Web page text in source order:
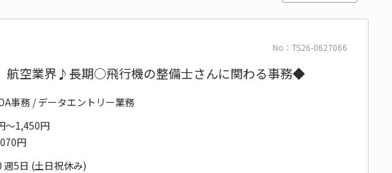
No：TS26-0627066
】航空業界♪長期○飛行機の整備士さんに関わる事務◆
事務 / データエントリー業務
～1,450円
円
週5日 (土日祝休み)